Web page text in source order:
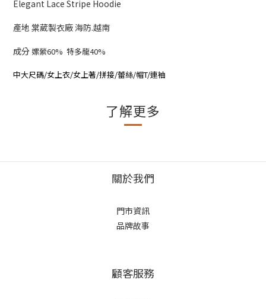
Elegant Lace Stripe Hoodie
產地 棠葳製衣廠 海防.越南
成分 嫘縈60% 特多龍40%
中大尺碼/女上衣/女上著/拼接/蕾絲/帽T/連袖
了解更多
關於我們
門市資訊
品牌故事
顧客服務